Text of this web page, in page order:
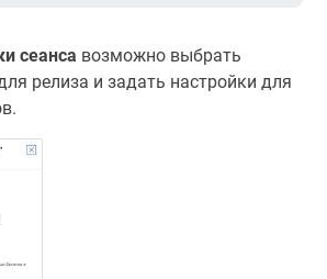
сеанса возможно выбрать
релиза и задать настройки для